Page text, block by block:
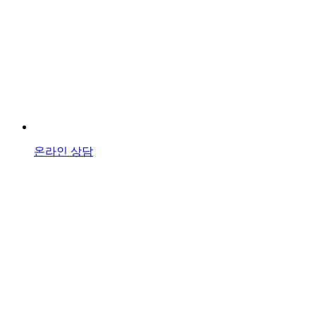
온라인 상담